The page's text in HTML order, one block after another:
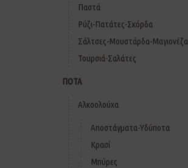
Παστά
Ρύζι-Πατάτες-Σκόρδα
Σάλτσες-Μουστάρδα-Μαγιονέζα
Τουρσιά-Σαλάτες
ΠΟΤΑ
Αλκοολούχα
Αποστάγματα-Υδύποτα
Κρασί
Μπύρες